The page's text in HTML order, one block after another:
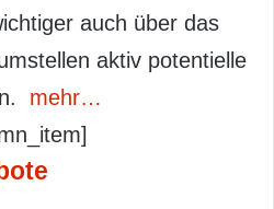
auch über das
aktiv potentielle
mehr…